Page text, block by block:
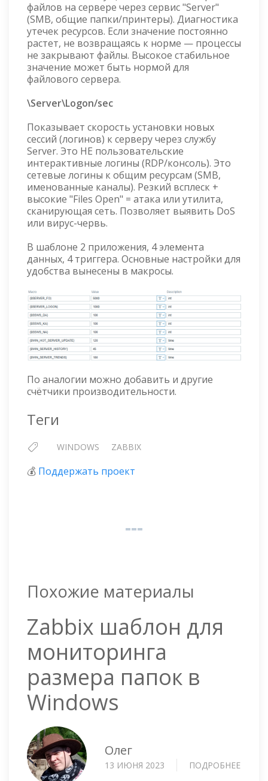
файлов на сервере через сервис "Server"
(SMB, общие папки/принтеры). Диагностика
утечек ресурсов. Если значение постоянно
растет, не возвращаясь к норме — процессы
не закрывают файлы. Высокое стабильное
значение может быть нормой для
файлового сервера.
\Server\Logon/sec
Показывает скорость установки новых
сессий (логинов) к серверу через службу
Server. Это НЕ пользовательские
интерактивные логины (RDP/консоль). Это
сетевые логины к общим ресурсам (SMB,
именованные каналы). Резкий всплеск +
высокие "Files Open" = атака или утилита,
сканирующая сеть. Позволяет выявить DoS
или вирус-червь.
В шаблоне 2 приложения, 4 элемента
данных, 4 триггера. Основные настройки для
удобства вынесены в макросы.
По аналогии можно добавить и другие
счётчики производительности.
Теги
WINDOWS ZABBIX
💰 Поддержать проект
Похожие материалы
Zabbix шаблон для
мониторинга
размера папок в
Windows
Олег
13 ИЮНЯ 2023 ПОДРОБНЕЕ